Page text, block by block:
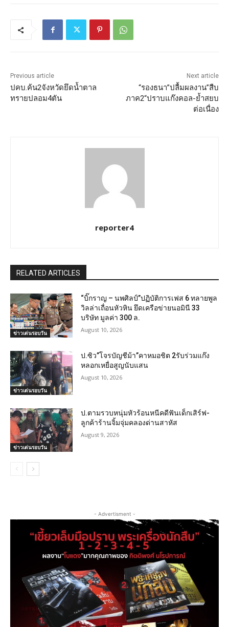
Previous article
ปคบ.ค้น2จังหวัดยึดน้ำตาล
ทรายปลอม4ตัน
Next article
“รองธนา”ปลื้มผลงาน”สืบ
ภาค2“ปราบแก๊งคอล-ย้ำสยบ
ต่อเนื่อง
reporter4
RELATED ARTICLES
ข่าวเด่นรอบวัน
“บิ๊กราญ – นพศิลป์”ปฏิบัติการเฟส 6 ทลายพูล
วิลล่าเถื่อนหัวหิน ยึดเครือข่ายนอมินี 33
บริษัท มูลค่า 300 ล.
August 10, 2026
ข่าวเด่นรอบวัน
ป.ซิว”โจรบัญชีม้า”คาหมอชิต 2รับร่วมแก๊ง
หลอกเหยื่อสูญนับแสน
August 10, 2026
ข่าวเด่นรอบวัน
ป.ตามรวบหนุ่มหัวร้อนหนีคดีฟันเด็กเสิร์ฟ-
ลูกค้าร้านจิ้มจุ่มคลองด่านสาหัส
August 9, 2026
- Advertisment -